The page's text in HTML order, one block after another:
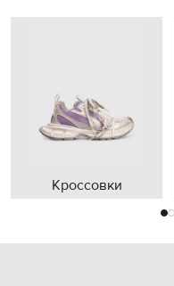
Кроссовки